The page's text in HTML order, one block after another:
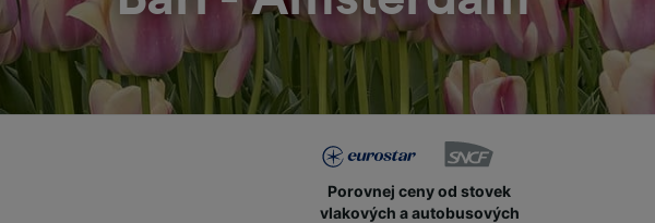
Porovnej ceny od stovek
vlakových a autobusových